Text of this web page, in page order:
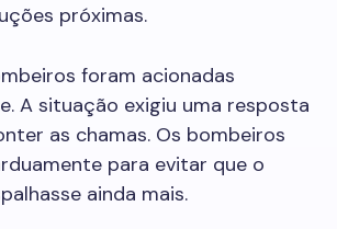
próximas.
foram acionadas
A situação exigiu uma resposta
as chamas. Os bombeiros
para evitar que o
ainda mais.